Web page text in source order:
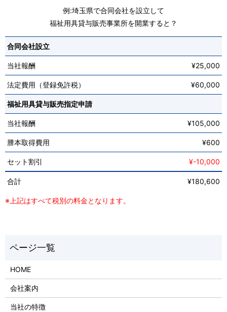
例:埼玉県で合同会社を設立して
福祉用具貸与販売事業所を開業すると？
合同会社設立
当社報酬 ¥25,000
法定費用（登録免許税） ¥60,000
福祉用具貸与販売指定申請
当社報酬 ¥105,000
謄本取得費用 ¥600
セット割引 ¥-10,000
合計 ¥180,600
※上記はすべて税別の料金となります。
HOME
会社案内
当社の特徴